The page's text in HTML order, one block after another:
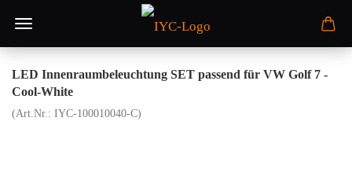
LED Innenraumbeleuchtung SET passend für VW Golf 7 -
Cool-White
(Art.Nr.: IYC-100010040-C)